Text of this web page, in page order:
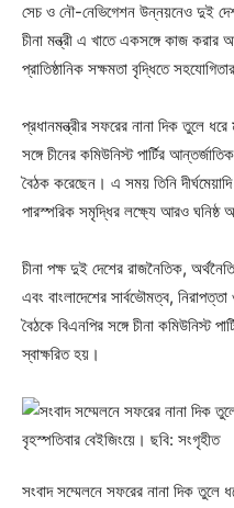
সেচ ও নৌ-নেভিগেশন উন্নয়নেও দুই
চীনা মন্ত্রী এ খাতে একসঙ্গে কাজ
প্রাতিষ্ঠানিক সক্ষমতা বৃদ্ধিতে
প্রধানমন্ত্রীর সফরের নানা দিক তুলে
সঙ্গে চীনের কমিউনিস্ট পার্টির আন্তর্জাতিক
বৈঠক করেছেন। এ সময় তিনি
পারস্পরিক সমৃদ্ধির লক্ষ্যে আরও ঘনিষ্ঠ
চীনা পক্ষ দুই দেশের রাজনৈতিক,
এবং বাংলাদেশের সার্বভৌমত্ব,
বৈঠকে বিএনপির সঙ্গে চীনা কমিউনিস্ট
স্বাক্ষরিত হয়।
সংবাদ সম্মেলনে সফরের নানা দিক তুলে